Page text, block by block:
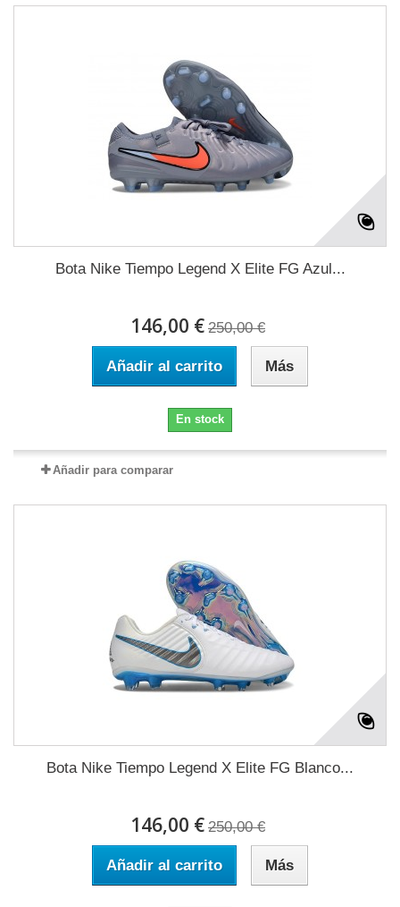
Bota Nike Tiempo Legend X Elite FG Azul...
146,00 € 250,00 €
Añadir al carrito Más
En stock
Añadir para comparar
Bota Nike Tiempo Legend X Elite FG Blanco...
146,00 € 250,00 €
Añadir al carrito Más